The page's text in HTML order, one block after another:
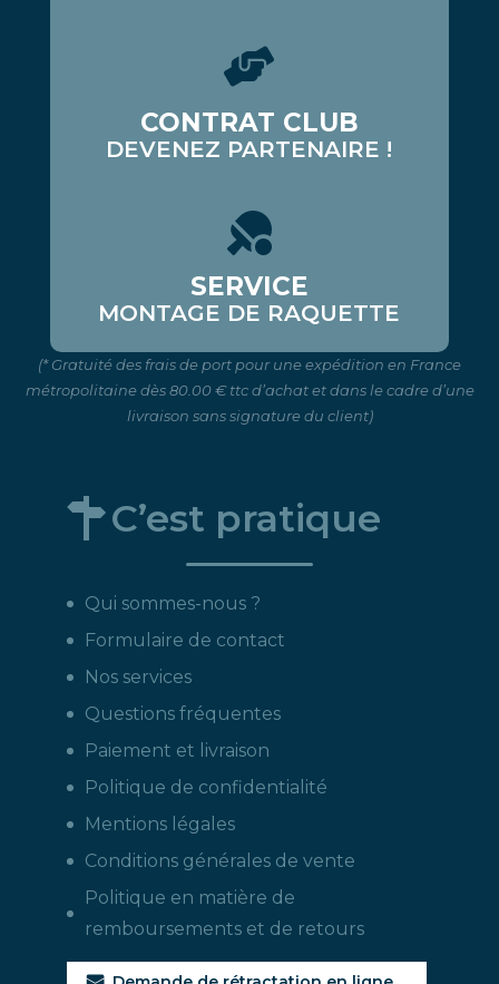
CONTRAT CLUB
DEVENEZ PARTENAIRE !
SERVICE
MONTAGE DE RAQUETTE
(* Gratuité des frais de port pour une expédition en France
métropolitaine dès 80.00 € ttc d’achat et dans le cadre d’une
livraison sans signature du client)
C’est pratique
Qui sommes-nous ?
Formulaire de contact
Nos services
Questions fréquentes
Paiement et livraison
Politique de confidentialité
Mentions légales
Conditions générales de vente
Politique en matière de
remboursements et de retours